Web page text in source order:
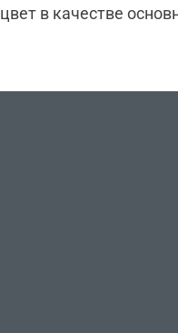
в качестве